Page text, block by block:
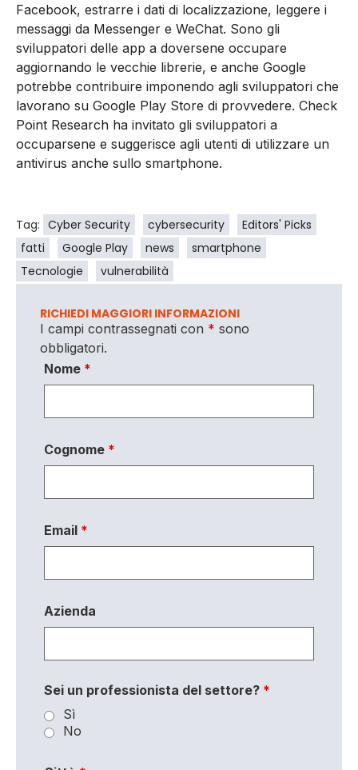
Facebook, estrarre i dati di localizzazione, leggere i
messaggi da Messenger e WeChat. Sono gli
sviluppatori delle app a doversene occupare
aggiornando le vecchie librerie, e anche Google
potrebbe contribuire imponendo agli sviluppatori che
lavorano su Google Play Store di provvedere. Check
Point Research ha invitato gli sviluppatori a
occuparsene e suggerisce agli utenti di utilizzare un
antivirus anche sullo smartphone.
Tag: Cyber Security cybersecurity
Editors' Picks
fatti
Google Play news
smartphone
Tecnologie
vulnerabilità
RICHIEDI MAGGIORI INFORMAZIONI
I campi contrassegnati con * sono
obbligatori.
Nome *
Cognome *
Email *
Azienda
Sei un professionista del settore? *
Sì
No